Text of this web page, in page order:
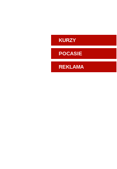
KURZY
POCASIE
REKLAMA